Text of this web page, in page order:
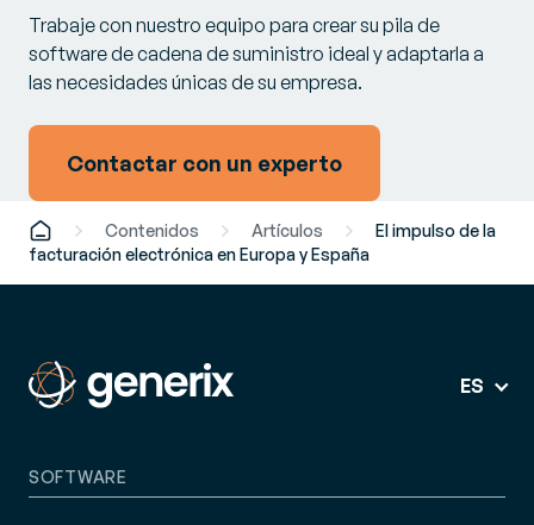
Trabaje con nuestro equipo para crear su pila de
software de cadena de suministro ideal y adaptarla a
las necesidades únicas de su empresa.
Contactar con un experto
Contenidos Artículos
El impulso de la
facturación electrónica en Europa y España
ES
SOFTWARE